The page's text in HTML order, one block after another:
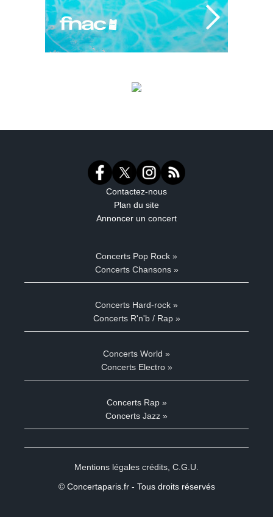
Contactez-nous
Plan du site
Annoncer un concert
Concerts Pop Rock »
Concerts Chansons »
Concerts Hard-rock »
Concerts R'n'b / Rap »
Concerts World »
Concerts Electro »
Concerts Rap »
Concerts Jazz »
Mentions légales crédits C.G.U.
© Concertaparis.fr - Tous droits réservés